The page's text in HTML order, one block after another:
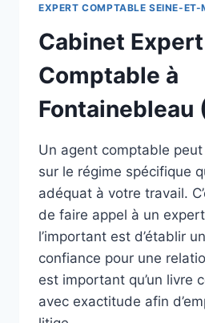
EXPERT COMPTABLE SEINE-ET-
Cabinet Expert
Comptable à
Fontainebleau
Un agent comptable
sur le régime spécifique
adéquat à votre travail.
de faire appel à un
l’important est d’établir
confiance pour une
est important qu’un livre
avec exactitude afin